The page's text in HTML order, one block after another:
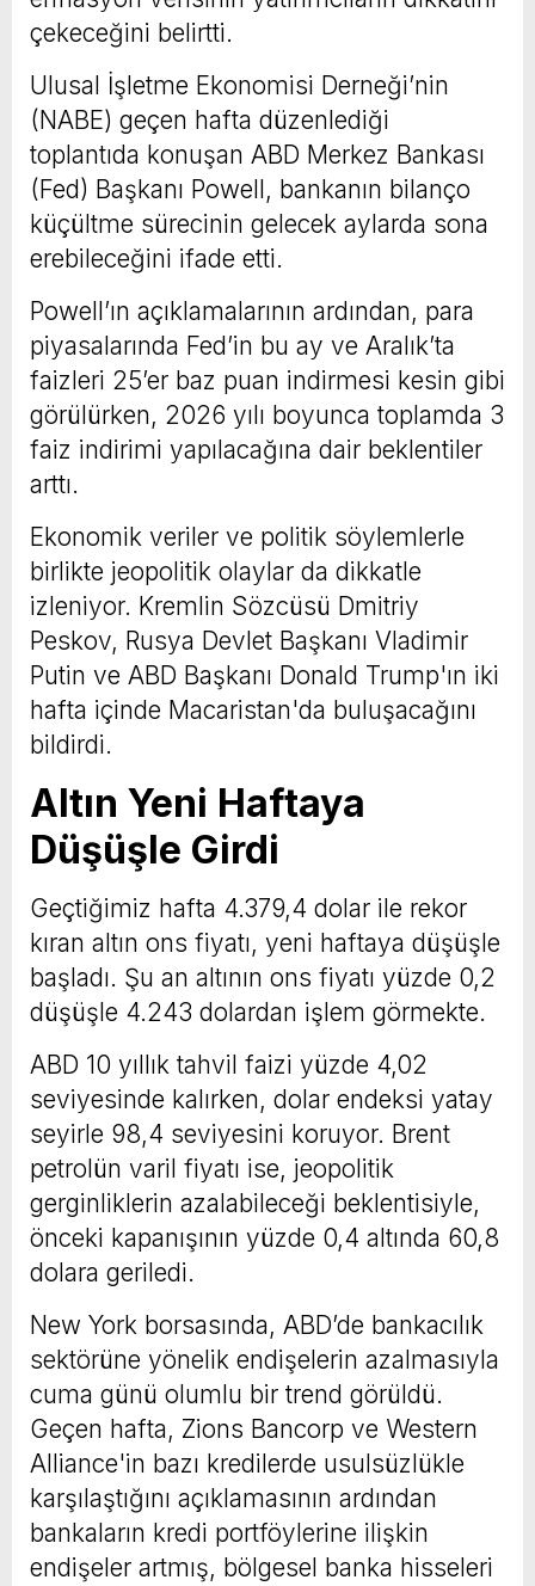
çekeceğini belirtti.
Ulusal İşletme Ekonomisi Derneği’nin
(NABE) geçen hafta düzenlediği
toplantıda konuşan ABD Merkez Bankası
(Fed) Başkanı Powell, bankanın bilanço
küçültme sürecinin gelecek aylarda sona
erebileceğini ifade etti.
Powell’ın açıklamalarının ardından, para
piyasalarında Fed’in bu ay ve Aralık’ta
faizleri 25’er baz puan indirmesi kesin gibi
görülürken, 2026 yılı boyunca toplamda 3
faiz indirimi yapılacağına dair beklentiler
arttı.
Ekonomik veriler ve politik söylemlerle
birlikte jeopolitik olaylar da dikkatle
izleniyor. Kremlin Sözcüsü Dmitriy
Peskov, Rusya Devlet Başkanı Vladimir
Putin ve ABD Başkanı Donald Trump'ın iki
hafta içinde Macaristan'da buluşacağını
bildirdi.
Altın Yeni Haftaya
Düşüşle Girdi
Geçtiğimiz hafta 4.379,4 dolar ile rekor
kıran altın ons fiyatı, yeni haftaya düşüşle
başladı. Şu an altının ons fiyatı yüzde 0,2
düşüşle 4.243 dolardan işlem görmekte.
ABD 10 yıllık tahvil faizi yüzde 4,02
seviyesinde kalırken, dolar endeksi yatay
seyirle 98,4 seviyesini koruyor. Brent
petrolün varil fiyatı ise, jeopolitik
gerginliklerin azalabileceği beklentisiyle,
önceki kapanışının yüzde 0,4 altında 60,8
dolara geriledi.
New York borsasında, ABD’de bankacılık
sektörüne yönelik endişelerin azalmasıyla
cuma günü olumlu bir trend görüldü.
Geçen hafta, Zions Bancorp ve Western
Alliance'in bazı kredilerde usulsüzlükle
karşılaştığını açıklamasının ardından
bankaların kredi portföylerine ilişkin
endişeler artmış, bölgesel banka hisseleri